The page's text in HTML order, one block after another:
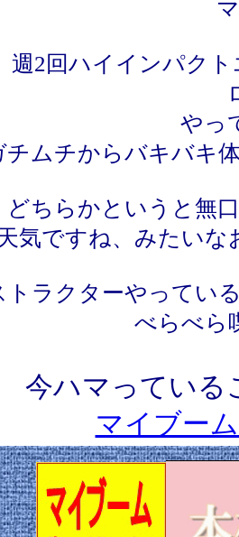
週2回ハイインパク
やっ
チムチからバキバキ
どちらかというと無
気ですね、みたい
トラクターやってい
べらべら
今ハマっている
マイブー